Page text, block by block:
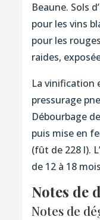
Beaune. Sols
pour les vins
pour les
raides,
La vinification
pressurage
Débourbage
puis mise en
(fût de 228 l).
de 12 à 18 mois
Notes de
Notes de